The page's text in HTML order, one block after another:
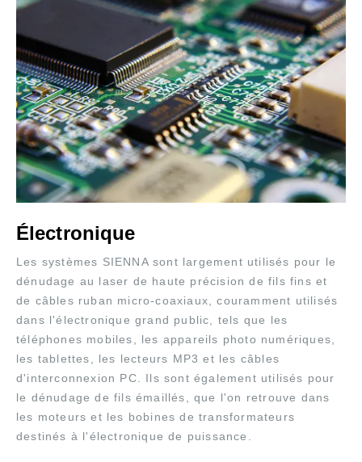
Électronique
Les systèmes SIENNA sont largement utilisés pour le
dénudage au laser de haute précision de fils fins et
de câbles ruban micro-coaxiaux, couramment utilisés
dans l'électronique grand public, tels que les
téléphones mobiles, les appareils photo numériques,
les tablettes, les lecteurs MP3 et les câbles
d'interconnexion PC. Ils sont également utilisés pour
le dénudage de fils émaillés, que l'on retrouve dans
les moteurs et les bobines de transformateurs
destinés à l'électronique de puissance.